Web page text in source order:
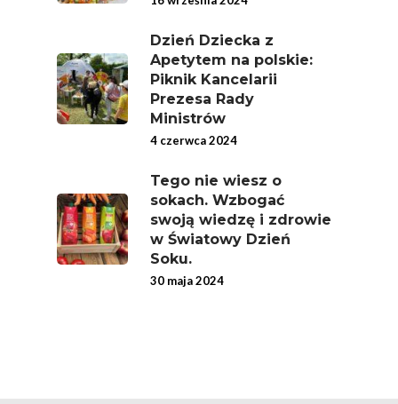
Dzień Dziecka z
Apetytem na polskie:
Piknik Kancelarii
Prezesa Rady
Ministrów
4 czerwca 2024
Tego nie wiesz o
sokach. Wzbogać
swoją wiedzę i zdrowie
w Światowy Dzień
Soku.
30 maja 2024
Ekologicznej
Chrup Owoce, Jedz
Warzywa – To Na
Super Moce
Good Move
Związek Zawodowy